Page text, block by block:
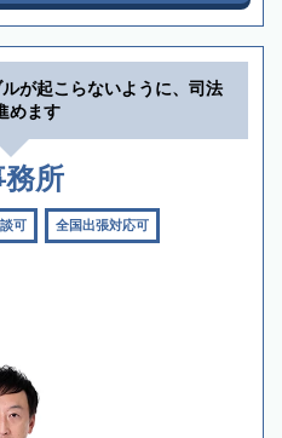
が起こらないように、司法
めます
所
可 全国出張対応可